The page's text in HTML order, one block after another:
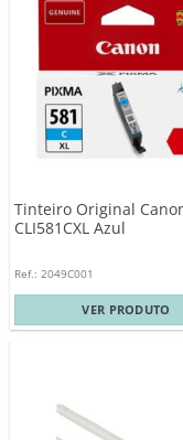
Tinteiro Original
CLI581CXL Azul
Ref.: 2049C001
VER PRODUTO